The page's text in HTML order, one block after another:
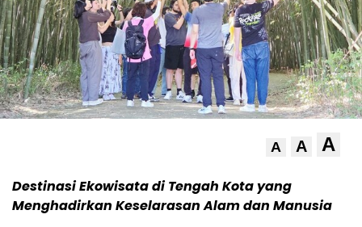
A A A
Destinasi Ekowisata di Tengah Kota yang
Menghadirkan Keselarasan Alam dan Manusia